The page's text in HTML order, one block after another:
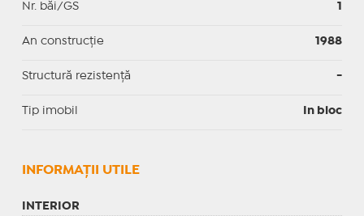
Nr. băi/GS 1
An construcție 1988
Structură rezistență -
Tip imobil In bloc
INFORMAŢII UTILE
INTERIOR